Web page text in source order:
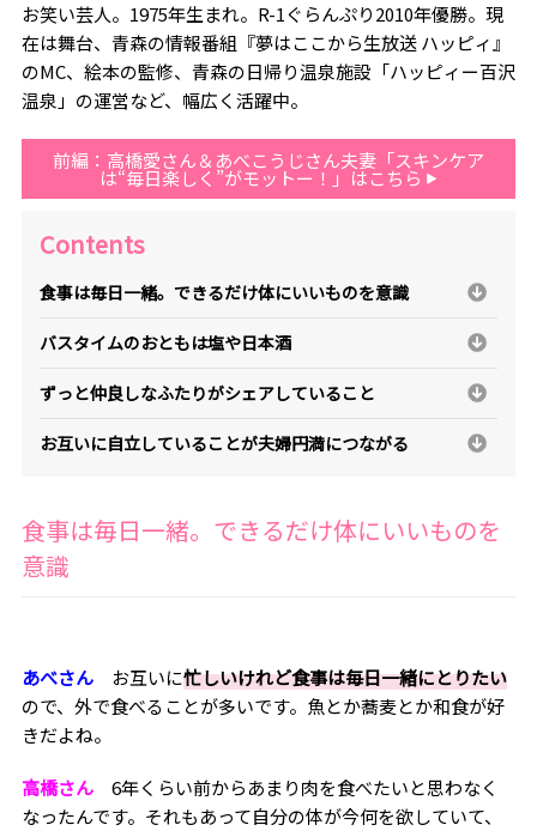
お笑い芸人。 1975年生まれ。 R-1ぐらんぷり2010年優勝。現
在は舞台、青森の情報番組『夢はここから生放送 ハッピィ』
のMC、絵本の監修、青森の日帰り温泉施設「ハッピィー百沢
温泉」の運営など、幅広く活躍中。
前編：高橋愛さん＆あべこうじさん夫妻「スキンケア
は“毎日楽しく”がモットー！」はこちら
Contents
食事は毎日一緒。できるだけ体にいいものを意識
バスタイムのおともは塩や日本酒
ずっと仲良しなふたりがシェアしていること
お互いに自立していることが夫婦円満につながる
食事は毎日一緒。できるだけ体にいいものを
意識
あべさんお互いに忙しいけれど食事は毎日一緒にとりたい
ので、外で食べることが多いです。魚とか蕎麦とか和食が好
きだよね。
高橋さん 6年くらい前からあまり肉を食べたいと思わなく
なったんです。それもあって自分の体が今何を欲していて、